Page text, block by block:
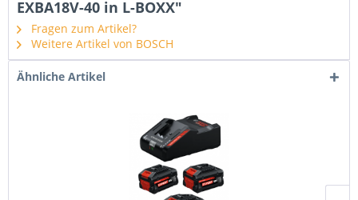
EXBA18V-40 in L-BOXX"
Fragen zum Artikel?
Weitere Artikel von BOSCH
Ähnliche Artikel